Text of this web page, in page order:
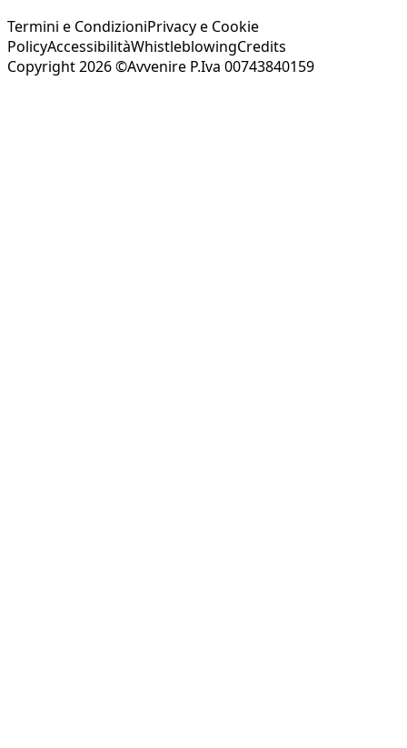
Termini e CondizioniPrivacy e Cookie
PolicyAccessibilitàWhistleblowingCredits
Copyright 2026 ©Avvenire P.Iva 00743840159